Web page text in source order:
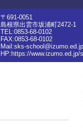
〒691-0051
島根県出雲市坂浦町2472-1
TEL:0853-68-0102
FAX:0853-68-0102
Mail:sks-school@izumo.ed.jp
HP: https://www.izumo.ed.jp/